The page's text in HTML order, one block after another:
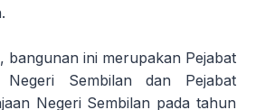
bangunan ini merupakan Pejabat
Sembilan dan Pejabat
Negeri Sembilan pada tahun